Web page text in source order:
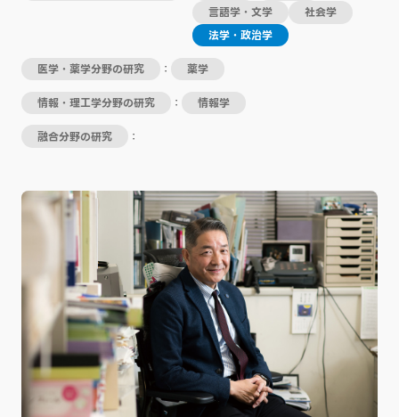
言語学・文学
社会学
法学・政治学
医学・薬学分野の研究
：
薬学
情報・理工学分野の研究
：
情報学
融合分野の研究
：